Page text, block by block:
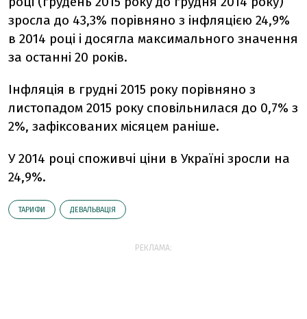
зросла до 43,3% порівняно з інфляцією 24,9%
в 2014 році і досягла максимального значення
за останні 20 років.
Інфляція в грудні 2015 року порівняно з
листопадом 2015 року сповільнилася до 0,7% з
2%, зафіксованих місяцем раніше.
У 2014 році споживчі ціни в Україні зросли на
24,9%.
ТАРИФИ ДЕВАЛЬВАЦІЯ
РЕКЛАМА: